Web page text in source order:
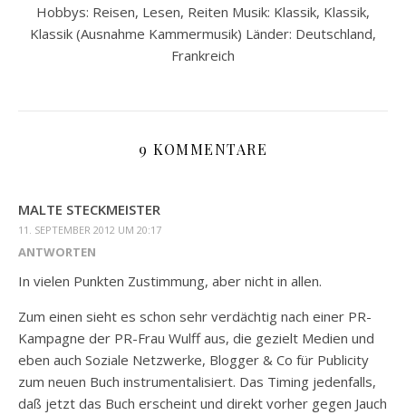
Hobbys: Reisen, Lesen, Reiten Musik: Klassik, Klassik,
Klassik (Ausnahme Kammermusik) Länder: Deutschland,
Frankreich
9 KOMMENTARE
MALTE STECKMEISTER
11. SEPTEMBER 2012 UM 20:17
ANTWORTEN
In vielen Punkten Zustimmung, aber nicht in allen.
Zum einen sieht es schon sehr verdächtig nach einer PR-
Kampagne der PR-Frau Wulff aus, die gezielt Medien und
eben auch Soziale Netzwerke, Blogger & Co für Publicity
zum neuen Buch instrumentalisiert. Das Timing jedenfalls,
daß jetzt das Buch erscheint und direkt vorher gegen Jauch